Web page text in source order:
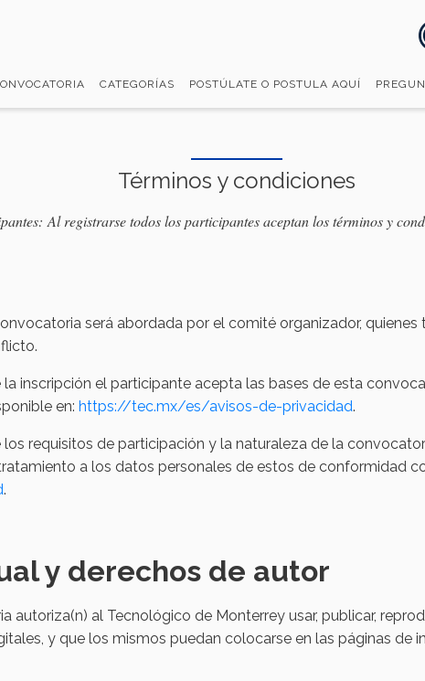
CATEGORÍAS POSTÚLATE O POSTULA AQUÍ
Términos y condiciones
Al registrarse todos los participantes aceptan los términos y
será abordada por el comité organizador,
inscripción el participante acepta las bases de esta
en: https://tec.mx/es/avisos-de-privacidad.
requisitos de participación y la naturaleza de la
a los datos personales de estos de conformidad
.
y derechos de autor
al Tecnológico de Monterrey usar, publicar,
y que los mismos puedan colocarse en las páginas de